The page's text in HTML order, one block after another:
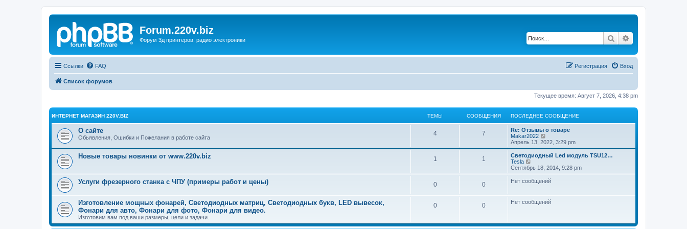
Forum.220v.biz
Форум 3д принтеров, радио электроники Поиск
Ссылки FAQ Вход
Регистрация
Список форумов
Текущее время: Август 7, 2026, 4:38 pm
ИНТЕРНЕТ МАГАЗИН 220V.BIZ ТЕМЫ СООБЩЕНИЯ ПОСЛЕДНЕЕ СООБЩЕНИЕ
О сайте
Обьявления, Ошибки и Пожелания в работе сайта
4Т
м
ы
7С
о
б
щ
и
П
о
с
л
е
д
н
е
с
о
б
и
Re: Отзывы о товаре
Makar2022
е
р
е
т
к
п
с
л
е
Апрель 13, 2022, 3:29 pm
Новые товары новинки от www.220v.biz 1
м
1
о
е
П
о
с
л
е
е
е
о
Светодиодный Led модуль TSU12…
Tesla
е
р
е
и
к
с
Сентябрь 18, 2014, 9:28 pm
Услуги фрезерного станка с ЧПУ (примеры работ и цены) 0Т
е
ы
0С
о
б
Нет сообщений
Изготовление мощных фонарей, Светодиодных матриц, Светодиодных букв, LED вывесок,
Фонари для авто, Фонари для фото, Фонари для видео.
Изготовим вам под ваши размеры, цели и задачи.
0Т
0С
Нет сообщений